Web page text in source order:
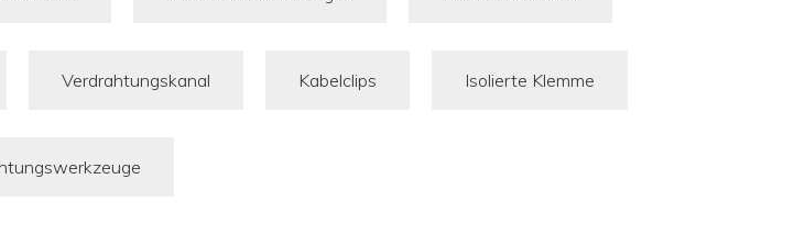
Verdrahtungskanal Kabelclips Isolierte Klemme